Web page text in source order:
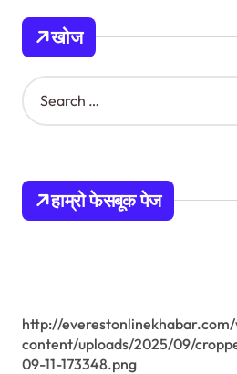
खोज
S
e
h
o
हाम्रो फेसबूक पेज
http://
content/uploads/2025/09/
09-11-173348.png